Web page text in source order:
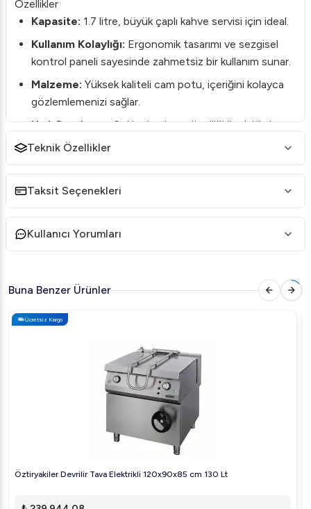
Özellikler
Kapasite: 1.7 litre, büyük çaplı kahve servisi için ideal.
Kullanım Kolaylığı: Ergonomik tasarımı ve sezgisel
kontrol paneli sayesinde zahmetsiz bir kullanım sunar.
Malzeme: Yüksek kaliteli cam potu, içeriğini kolayca
gözlemlemenizi sağlar.
Hızlı Demleme:Çoklu demleme özelliği ile dakikalar
içinde taze kahve hazırlar.
Dayanıklılık:Sağlam yapısı, uzun ömürlü performans
Kullanım Alanları
Kafeler ve Restoranlar:
Etkinlikler:Toplantı ve organizasyonlarda kahve
performansıyla endüstriyel mutfak ekipmanları arasında
öne çıkan bir üründür. Zahmetsiz kurulum ve kolay bakım
süreciyle kullanıcı dostudur. Şimdi sipariş verin ve kahve
servisinizi bir üst seviyeye taşıyın!
Teknik Özellikler
Taksit Seçenekleri
Kullanıcı Yorumları
Buna Benzer Ürünler
Ücretsiz Kargo
Öztiryakiler Devrilir Tava Elektrikli 120x90x85 cm 130 Lt